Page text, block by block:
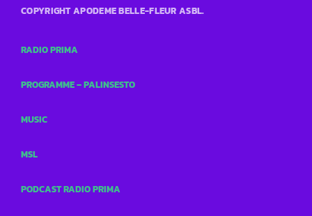
COPYRIGHT APODEME BELLE-FLEUR ASBL.
RADIO PRIMA
PROGRAMME – PALINSESTO
MUSIC
MSL
PODCAST RADIO PRIMA